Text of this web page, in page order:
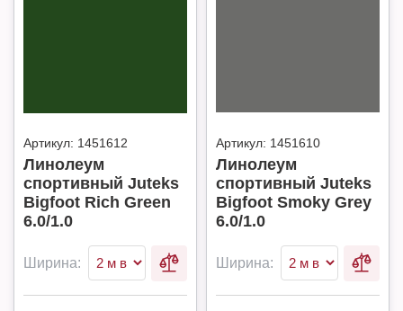
Артикул: 1451612
Линолеум
спортивный Juteks
Bigfoot Rich Green
6.0/1.0
Ширина:
Артикул: 1451610
Линолеум
спортивный Juteks
Bigfoot Smoky Grey
6.0/1.0
Ширина: